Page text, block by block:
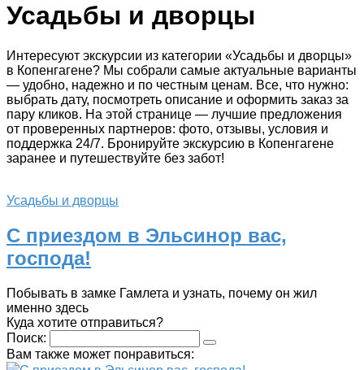
Усадьбы и дворцы
Интересуют экскурсии из категории «Усадьбы и дворцы»
в Копенгагене? Мы собрали самые актуальные варианты
— удобно, надежно и по честным ценам. Все, что нужно:
выбрать дату, посмотреть описание и оформить заказ за
пару кликов. На этой странице — лучшие предложения
от проверенных партнеров: фото, отзывы, условия и
поддержка 24/7. Бронируйте экскурсию в Копенгагене
заранее и путешествуйте без забот!
Усадьбы и дворцы
С приездом в Эльсинор вас,
господа!
Побывать в замке Гамлета и узнать, почему он жил
именно здесь
Куда хотите отправиться?
Поиск:
Вам также может понравиться: